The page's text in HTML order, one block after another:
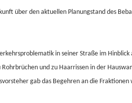
über den aktuellen Planungstand des
in seiner Straße im
und zu Haarrissen in der
gab das Begehren an die Fraktionen